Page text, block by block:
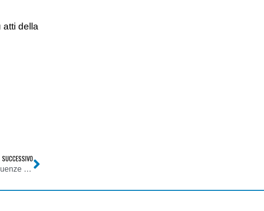
atti della
SUCCESSIVO
DTT, UE: ancora nessun via libera ad asta per frequenze dividendo interno